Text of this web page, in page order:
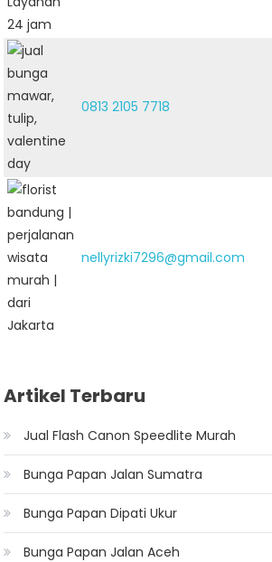
0813 2105 7718
nellyrizki7296@gmail.com
Artikel Terbaru
Jual Flash Canon Speedlite Murah
Bunga Papan Jalan Sumatra
Bunga Papan Dipati Ukur
Bunga Papan Jalan Aceh